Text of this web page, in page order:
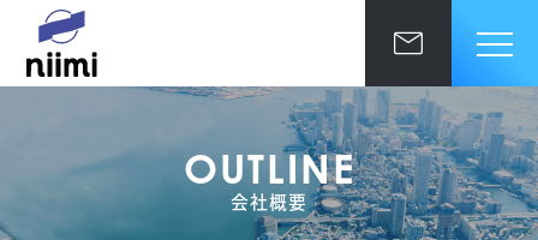
OUTLINE
会社概要